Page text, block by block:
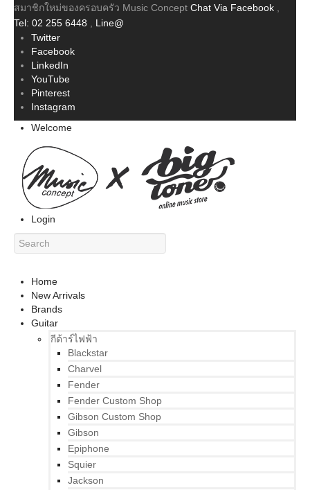
สมาชิกใหม่ของครอบครัว Music Concept Chat Via Facebook
Tel: 02 255 6448
Line@
Twitter
Facebook
LinkedIn
YouTube
Pinterest
Instagram
Welcome
Login
Home
New Arrivals
Brands
Guitar
กีต้าร์ไฟฟ้า
Blackstar
Charvel
Fender
Fender Custom Shop
Gibson Custom Shop
Gibson
Epiphone
Squier
Jackson